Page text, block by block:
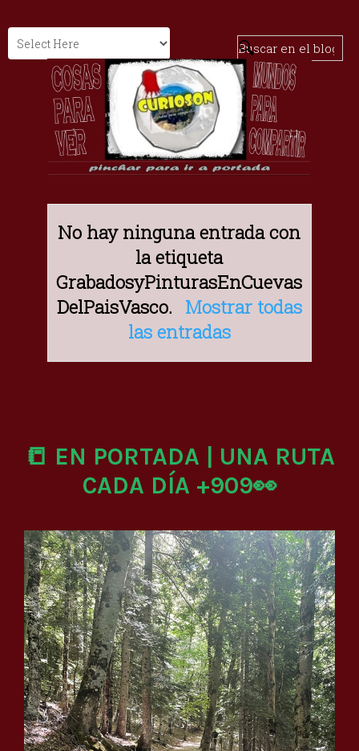
No hay ninguna entrada con
la etiqueta
GrabadosyPinturasEnCuevas
DelPaisVasco. Mostrar todas
las entradas
📒 EN PORTADA | UNA RUTA
CADA DÍA +909👀